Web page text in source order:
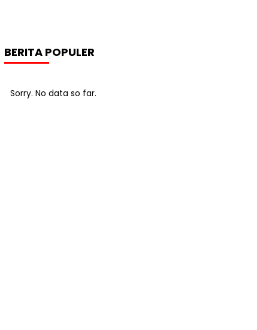
BERITA POPULER
Sorry. No data so far.